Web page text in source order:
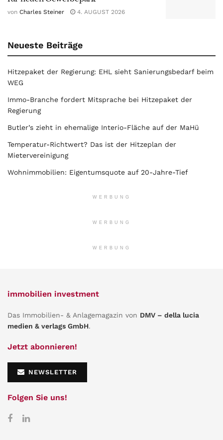
von Charles Steiner 4. AUGUST 2026
Neueste Beiträge
Hitzepaket der Regierung: EHL sieht Sanierungsbedarf beim
WEG
Immo-Branche fordert Mitsprache bei Hitzepaket der
Regierung
Butler’s zieht in ehemalige Interio-Fläche auf der MaHü
Temperatur-Richtwert? Das ist der Hitzeplan der
Mietervereinigung
Wohnimmobilien: Eigentumsquote auf 20-Jahre-Tief
WERBUNG
WERBUNG
WERBUNG
immobilien investment
Das Immobilien- & Anlagemagazin von DMV – della lucia
medien & verlags GmbH.
Jetzt abonnieren!
NEWSLETTER
Folgen Sie uns!